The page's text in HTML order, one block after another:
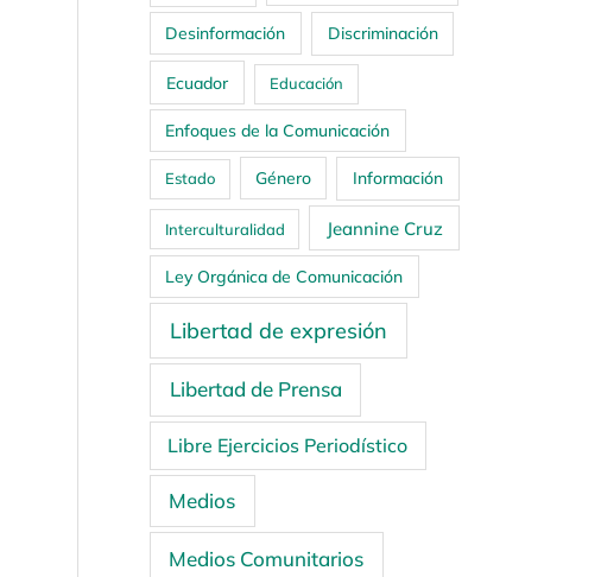
Desinformación Discriminación
Ecuador Educación
Enfoques de la Comunicación
Estado Género Información
Interculturalidad Jeannine Cruz
Ley Orgánica de Comunicación
Libertad de expresión
Libertad de Prensa
Libre Ejercicios Periodístico
Medios
Medios Comunitarios